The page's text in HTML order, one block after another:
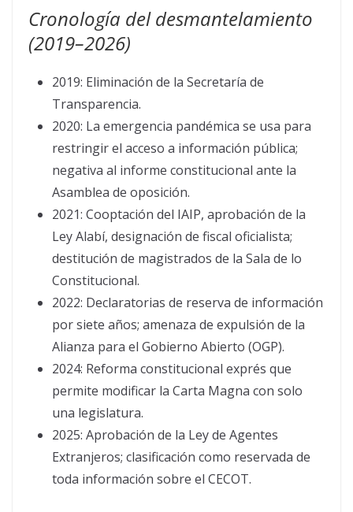
Cronología del desmantelamiento
(2019–2026)
2019: Eliminación de la Secretaría de
Transparencia.
2020: La emergencia pandémica se usa para
restringir el acceso a información pública;
negativa al informe constitucional ante la
Asamblea de oposición.
2021: Cooptación del IAIP, aprobación de la
Ley Alabí, designación de fiscal oficialista;
destitución de magistrados de la Sala de lo
Constitucional.
2022: Declaratorias de reserva de información
por siete años; amenaza de expulsión de la
Alianza para el Gobierno Abierto (OGP).
2024: Reforma constitucional exprés que
permite modificar la Carta Magna con solo
una legislatura.
2025: Aprobación de la Ley de Agentes
Extranjeros; clasificación como reservada de
toda información sobre el CECOT.